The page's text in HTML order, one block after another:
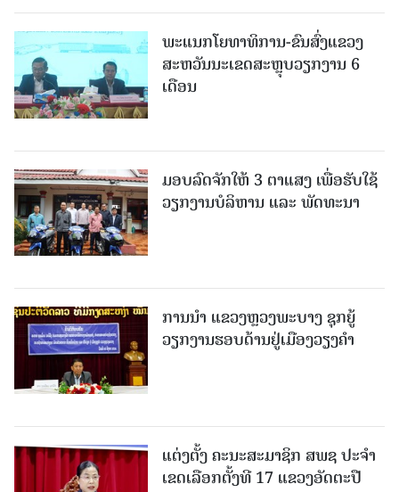
ພະແນກໂຍທາທິການ-ຂົນສົ່ງແຂວງ
ສະຫວັນນະເຂດສະຫຼຸບວຽກງານ 6
ເດືອນ
ມອບລົດຈັກໃຫ້ 3 ຕາແສງ ເພື່ອຮັບໃຊ້
ວຽກງານບໍລິຫານ ແລະ ພັດທະນາ
ການນຳ ແຂວງຫຼວງພະບາງ ຊຸກຍູ້
ວຽກງານຮອບດ້ານຢູ່ເມືອງວຽງຄໍາ
ແຕ່ງຕັ້ງ ຄະນະສະມາຊິກ ສພຊ ປະຈຳ
ເຂດເລືອກຕັ້ງທີ 17 ແຂວງອັດຕະປື